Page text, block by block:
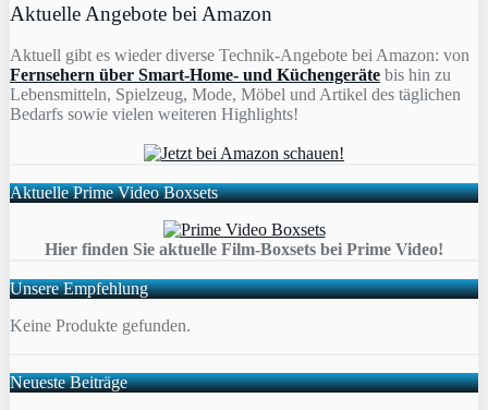
Aktuelle Angebote bei Amazon
Aktuell gibt es wieder diverse Technik-Angebote bei Amazon: von
Fernsehern über Smart-Home- und Küchengeräte bis hin zu
Lebensmitteln, Spielzeug, Mode, Möbel und Artikel des täglichen
Bedarfs sowie vielen weiteren Highlights!
Aktuelle Prime Video Boxsets
Hier finden Sie aktuelle Film-Boxsets bei Prime Video!
Unsere Empfehlung
Keine Produkte gefunden.
Neueste Beiträge